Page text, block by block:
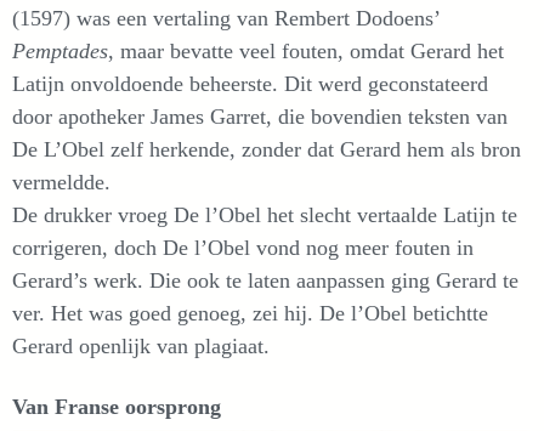
(1597) was een vertaling van Rembert Dodoens’
Pemptades, maar bevatte veel fouten, omdat Gerard het
Latijn onvoldoende beheerste. Dit werd geconstateerd
door apotheker James Garret, die bovendien teksten van
De L’Obel zelf herkende, zonder dat Gerard hem als bron
vermeldde.
De drukker vroeg De l’Obel het slecht vertaalde Latijn te
corrigeren, doch De l’Obel vond nog meer fouten in
Gerard’s werk. Die ook te laten aanpassen ging Gerard te
ver. Het was goed genoeg, zei hij. De l’Obel betichtte
Gerard openlijk van plagiaat.
Van Franse oorsprong